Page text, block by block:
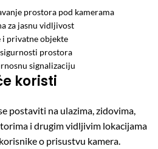
prostora pod kamerama
za jasnu vidljivost
i privatne objekte
prostora
signalizaciju
koristi
postaviti na ulazima, zidovima,
i drugim vidljivim lokacijama
o prisustvu kamera.